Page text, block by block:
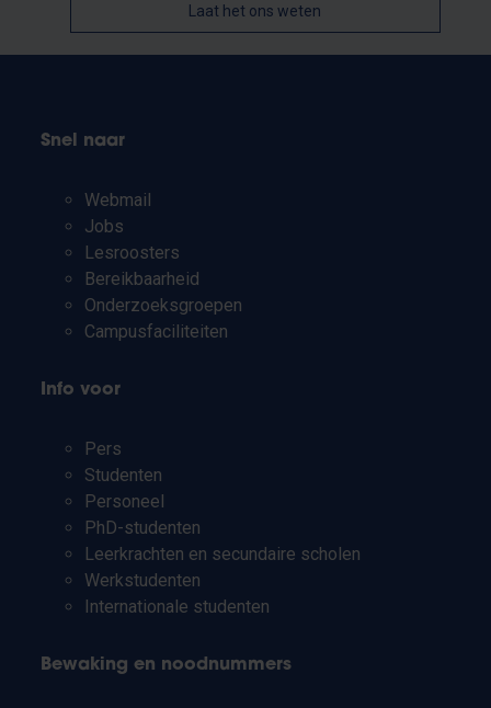
Laat het ons weten
Snel naar
Webmail
Jobs
Lesroosters
Bereikbaarheid
Onderzoeksgroepen
Campusfaciliteiten
Info voor
Pers
Studenten
Personeel
PhD-studenten
Leerkrachten en secundaire scholen
Werkstudenten
Internationale studenten
Bewaking en noodnummers